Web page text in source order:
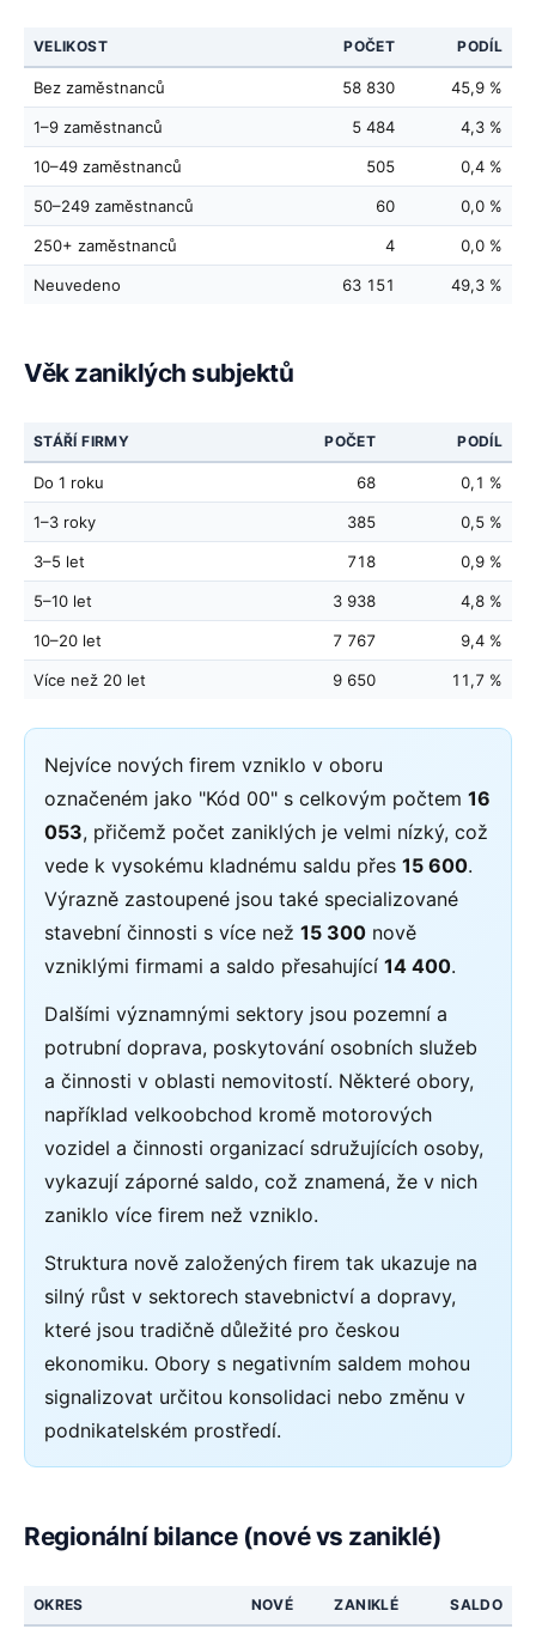
VELIKOST POČET PODÍL
Bez zaměstnanců 58 830 45,9 %
1–9 zaměstnanců 5 484 4,3 %
10–49 zaměstnanců 505 0,4 %
50–249 zaměstnanců 60 0,0 %
250+ zaměstnanců 4 0,0 %
Neuvedeno 63 151 49,3 %
Věk zaniklých subjektů
STÁŘÍ FIRMY POČET PODÍL
Do 1 roku 68 0,1 %
1–3 roky 385 0,5 %
3–5 let 718 0,9 %
5–10 let 3 938 4,8 %
10–20 let 7 767 9,4 %
Více než 20 let 9 650 11,7 %
Nejvíce nových firem vzniklo v oboru
označeném jako "Kód 00" s celkovým počtem 16
053, přičemž počet zaniklých je velmi nízký, což
vede k vysokému kladnému saldu přes 15 600.
Výrazně zastoupené jsou také specializované
stavební činnosti s více než 15 300 nově
vzniklými firmami a saldo přesahující 14 400.
Dalšími významnými sektory jsou pozemní a
potrubní doprava, poskytování osobních služeb
a činnosti v oblasti nemovitostí. Některé obory,
například velkoobchod kromě motorových
vozidel a činnosti organizací sdružujících osoby,
vykazují záporné saldo, což znamená, že v nich
zaniklo více firem než vzniklo.
Struktura nově založených firem tak ukazuje na
silný růst v sektorech stavebnictví a dopravy,
které jsou tradičně důležité pro českou
ekonomiku. Obory s negativním saldem mohou
signalizovat určitou konsolidaci nebo změnu v
podnikatelském prostředí.
Regionální bilance (nové vs zaniklé)
OKRES NOVÉ ZANIKLÉ SALDO